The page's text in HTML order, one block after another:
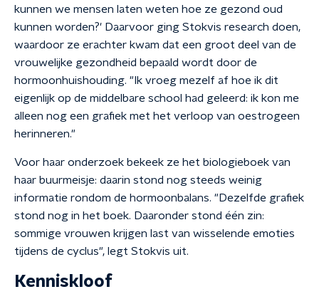
kunnen we mensen laten weten hoe ze gezond oud
kunnen worden?' Daarvoor ging Stokvis research doen,
waardoor ze erachter kwam dat een groot deel van de
vrouwelijke gezondheid bepaald wordt door de
hormoonhuishouding. "Ik vroeg mezelf af hoe ik dit
eigenlijk op de middelbare school had geleerd: ik kon me
alleen nog een grafiek met het verloop van oestrogeen
herinneren."
Voor haar onderzoek bekeek ze het biologieboek van
haar buurmeisje: daarin stond nog steeds weinig
informatie rondom de hormoonbalans. "Dezelfde grafiek
stond nog in het boek. Daaronder stond één zin:
sommige vrouwen krijgen last van wisselende emoties
tijdens de cyclus", legt Stokvis uit.
Kenniskloof